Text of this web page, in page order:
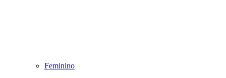
Feminino